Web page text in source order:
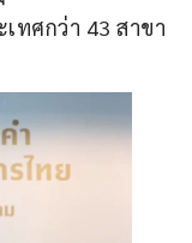
ทศกว่า 43 สาขา